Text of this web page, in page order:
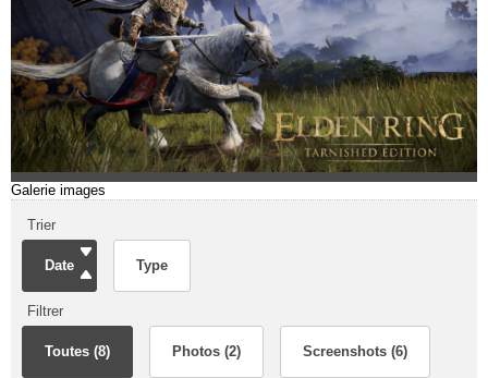
Galerie images
Trier
Date Type
Filtrer
Toutes (8) Photos (2) Screenshots (6)